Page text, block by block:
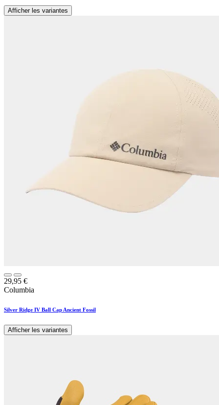
Afficher les variantes
29,95 €
Columbia
Silver Ridge IV Ball Cap Ancient Fossil
Afficher les variantes